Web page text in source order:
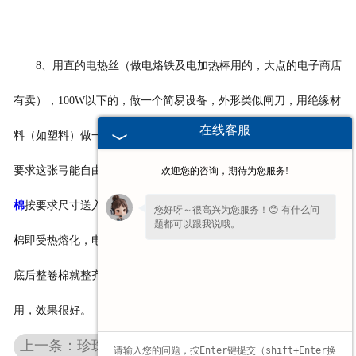
8、用直的电热丝（做电烙铁及电加热棒用的，大点的电子商店
有卖），100W以下的，做一个简易设备，外形类似闸刀，用绝缘材
料（如塑料）做一个弓背形，将电热丝做弓弦，整个弓作闸刀体，
要求这张弓能自由开合，且没有左右移位。通电后将整卷
棉按要求尺寸送入闸刀下，象铡草一样下压弓弦，弓弦与棉接触后
棉即受热熔化，电热丝一离开熔化即停止，随着弓弦逐渐下压，到
底后整卷棉就整齐的分离了。此法在海绵床垫及沙发制作作坊都在
用，效果很好。
上一条：珍珠棉内托在水果运输中起到什么样的关键作用
在线客服
欢迎您的咨询，期待为您服务!
您好呀～很高兴为您服务！😊 有什么问
题都可以跟我说哦。